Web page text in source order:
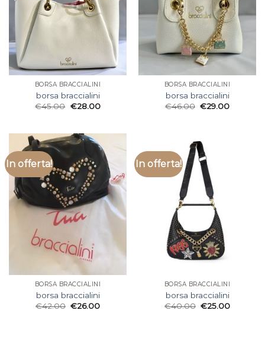
BORSA BRACCIALINI
borsa braccialini
€45.00 €28.00
BORSA BRACCIALINI
borsa braccialini
€46.00 €29.00
In offerta!
BORSA BRACCIALINI
borsa braccialini
€42.00 €26.00
In offerta!
BORSA BRACCIALINI
borsa braccialini
€40.00 €25.00